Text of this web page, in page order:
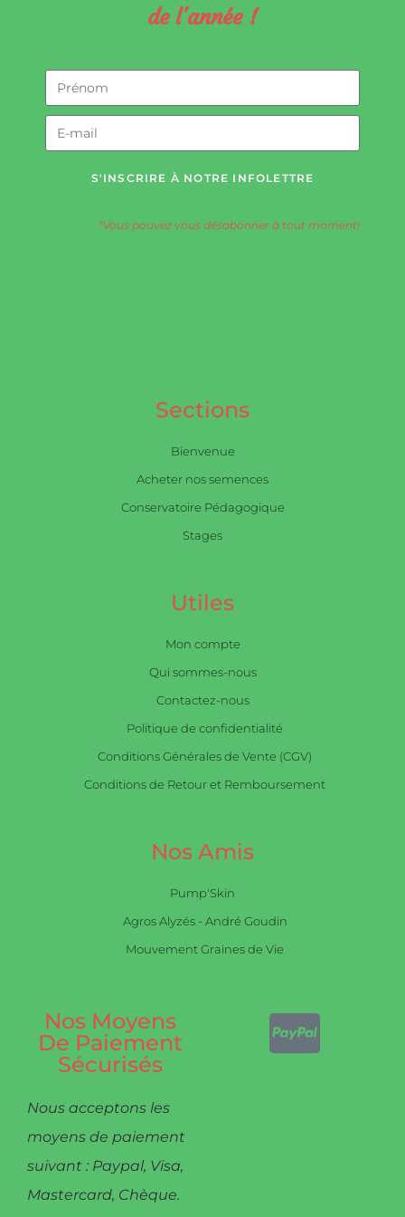
de l'année !
S'INSCRIRE À NOTRE INFOLETTRE
*Vous pouvez vous désabonner à tout moment!
Sections
Bienvenue
Acheter nos semences
Conservatoire Pédagogique
Stages
Utiles
Mon compte
Qui sommes-nous
Contactez-nous
Politique de confidentialité
Conditions Générales de Vente (CGV)
Conditions de Retour et Remboursement
Nos Amis
Pump'Skin
Agros Alyzés - André Goudin
Mouvement Graines de Vie
Nos Moyens
De Paiement
Sécurisés
Nous acceptons les
moyens de paiement
suivant : Paypal, Visa,
Mastercard, Chèque.